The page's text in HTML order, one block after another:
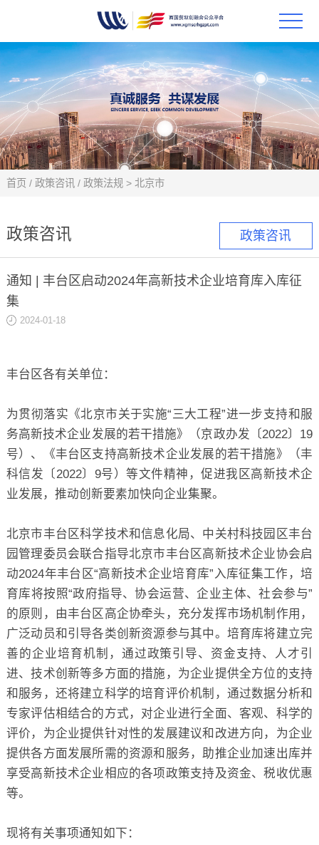
首页
政策
科技
合作
创新
政策咨讯
首页 / 政策咨讯 / 政策法规> 北京市
政策咨讯
通知 | 丰台区启动2024年高新技术企业培育库入库征
集
2024-01-18
丰台区各有关单位：
为贯彻落实《北京市关于实施“三大工程”进一步支持和服
务高新技术企业发展的若干措施》（京政办发〔2022〕19
号）、《丰台区支持高新技术企业发展的若干措施》（丰
科信发〔2022〕9号）等文件精神，促进我区高新技术企
业发展，推动创新要素加快向企业集聚。
北京市丰台区科学技术和信息化局、中关村科技园区丰台
园管理委员会联合指导北京市丰台区高新技术企业协会启
动2024年丰台区“高新技术企业培育库”入库征集工作，培
育库将按照“政府指导、协会运营、企业主体、社会参与”
的原则，由丰台区高企协牵头，充分发挥市场机制作用，
广泛动员和引导各类创新资源参与其中。培育库将建立完
善的企业培育机制，通过政策引导、资金支持、人才引
进、技术创新等多方面的措施，为企业提供全方位的支持
和服务，还将建立科学的培育评价机制，通过数据分析和
专家评估相结合的方式，对企业进行全面、客观、科学的
评价，为企业提供针对性的发展建议和改进方向，为企业
提供各方面发展所需的资源和服务，助推企业加速出库并
享受高新技术企业相应的各项政策支持及资金、税收优惠
等。
现将有关事项通知如下：